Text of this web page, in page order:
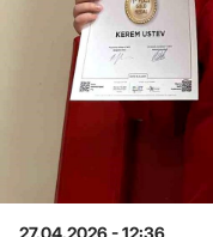
27.04.2026 - 12:36